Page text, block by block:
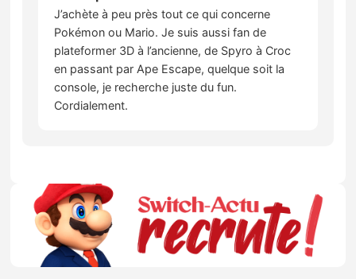
J’achète à peu près tout ce qui concerne
Pokémon ou Mario. Je suis aussi fan de
plateformer 3D à l’ancienne, de Spyro à Croc
en passant par Ape Escape, quelque soit la
console, je recherche juste du fun.
Cordialement.